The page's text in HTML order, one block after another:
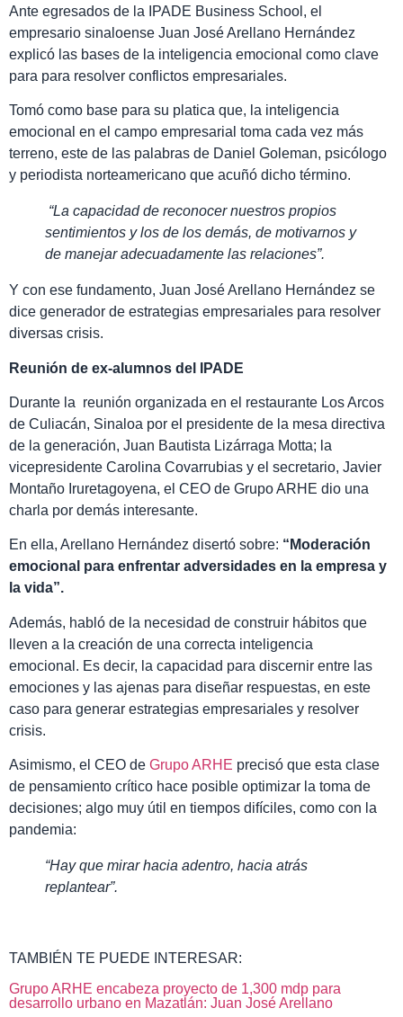
Ante egresados de la IPADE Business School, el
empresario sinaloense Juan José Arellano Hernández
explicó las bases de la inteligencia emocional como clave
para para resolver conflictos empresariales.
Tomó como base para su platica que, la inteligencia
emocional en el campo empresarial toma cada vez más
terreno, este de las palabras de Daniel Goleman, psicólogo
y periodista norteamericano que acuñó dicho término.
“La capacidad de reconocer nuestros propios
sentimientos y los de los demás, de motivarnos y
de manejar adecuadamente las relaciones”.
Y con ese fundamento, Juan José Arellano Hernández se
dice generador de estrategias empresariales para resolver
diversas crisis.
Reunión de ex-alumnos del IPADE
Durante la reunión organizada en el restaurante Los Arcos
de Culiacán, Sinaloa por el presidente de la mesa directiva
de la generación, Juan Bautista Lizárraga Motta; la
vicepresidente Carolina Covarrubias y el secretario, Javier
Montaño Iruretagoyena, el CEO de Grupo ARHE dio una
charla por demás interesante.
En ella, Arellano Hernández disertó sobre: “Moderación
emocional para enfrentar adversidades en la empresa y
la vida”.
Además, habló de la necesidad de construir hábitos que
lleven a la creación de una correcta inteligencia
emocional. Es decir, la capacidad para discernir entre las
emociones y las ajenas para diseñar respuestas, en este
caso para generar estrategias empresariales y resolver
crisis.
Asimismo, el CEO de Grupo ARHE precisó que esta clase
de pensamiento crítico hace posible optimizar la toma de
decisiones; algo muy útil en tiempos difíciles, como con la
pandemia:
“Hay que mirar hacia adentro, hacia atrás
replantear”.
TAMBIÉN TE PUEDE INTERESAR:
Grupo ARHE encabeza proyecto de 1,300 mdp para
desarrollo urbano en Mazatlán: Juan José Arellano